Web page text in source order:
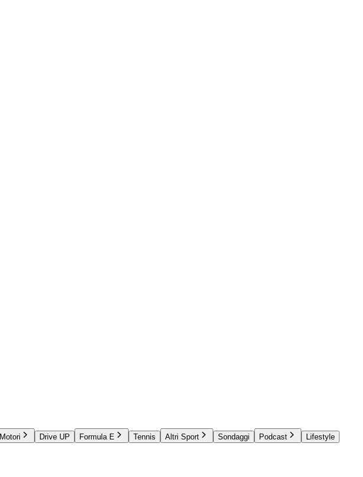
Motori Drive UP Formula E Tennis Altri Sport Sondaggi Podcast
Lifestyle